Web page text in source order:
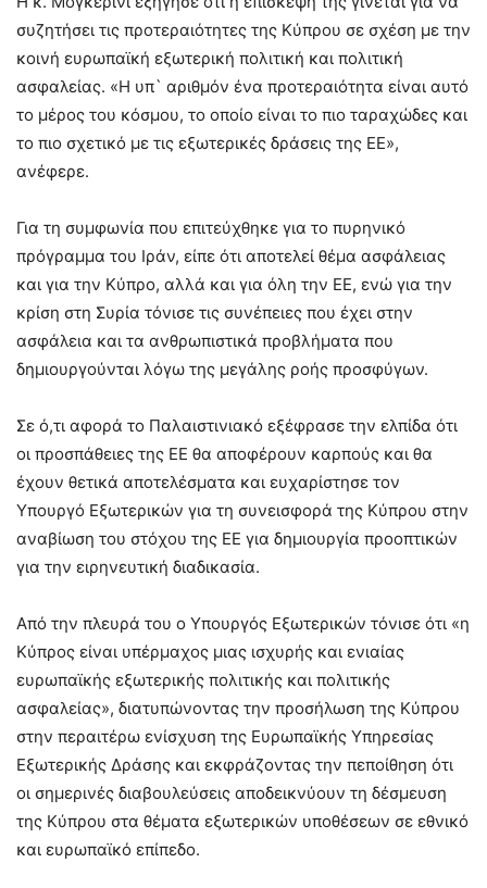
συζητήσει τις προτεραιότητες της Κύπρου σε σχέση με την
κοινή ευρωπαϊκή εξωτερική πολιτική και πολιτική
ασφαλείας. «Η υπ` αριθμόν ένα προτεραιότητα είναι αυτό
το μέρος του κόσμου, το οποίο είναι το πιο ταραχώδες και
το πιο σχετικό με τις εξωτερικές δράσεις της ΕΕ»,
ανέφερε.
Για τη συμφωνία που επιτεύχθηκε για το πυρηνικό
πρόγραμμα του Ιράν, είπε ότι αποτελεί θέμα ασφάλειας
και για την Κύπρο, αλλά και για όλη την ΕΕ, ενώ για την
κρίση στη Συρία τόνισε τις συνέπειες που έχει στην
ασφάλεια και τα ανθρωπιστικά προβλήματα που
δημιουργούνται λόγω της μεγάλης ροής προσφύγων.
Σε ό,τι αφορά το Παλαιστινιακό εξέφρασε την ελπίδα ότι
οι προσπάθειες της ΕΕ θα αποφέρουν καρπούς και θα
έχουν θετικά αποτελέσματα και ευχαρίστησε τον
Υπουργό Εξωτερικών για τη συνεισφορά της Κύπρου στην
αναβίωση του στόχου της ΕΕ για δημιουργία προοπτικών
για την ειρηνευτική διαδικασία.
Από την πλευρά του ο Υπουργός Εξωτερικών τόνισε ότι «η
Κύπρος είναι υπέρμαχος μιας ισχυρής και ενιαίας
ευρωπαϊκής εξωτερικής πολιτικής και πολιτικής
ασφαλείας», διατυπώνοντας την προσήλωση της Κύπρου
στην περαιτέρω ενίσχυση της Ευρωπαϊκής Υπηρεσίας
Εξωτερικής Δράσης και εκφράζοντας την πεποίθηση ότι
οι σημερινές διαβουλεύσεις αποδεικνύουν τη δέσμευση
της Κύπρου στα θέματα εξωτερικών υποθέσεων σε εθνικό
και ευρωπαϊκό επίπεδο.